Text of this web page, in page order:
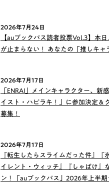
2026年7月24日
【auブックパス読者投票Vol.3】本
が止まらない！ あなたの「推しキャ
2026年7月17日
「ENRAI」メインキャラクター、新
イスト・ハピラキ！」に参加決定＆
募集！
2026年7月17日
『転生したらスライムだった件』『
イレント・ウィッチ』『しゃばけ』
ン！「auブックパス」2026年上半期